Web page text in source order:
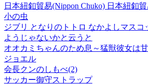
日本紐釦貿易(Nippon Chuko) 日本紐釦
小の虫
ジブリ となりのトトロ なかよしマス
ようじゃないかと云うと
オオカミちゃんのため息～猛獣彼女は
ジョエル
会長クンのしもべ(2)
サッカー御守ストラップ